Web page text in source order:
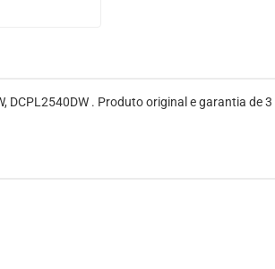
. Produto original e garantia de